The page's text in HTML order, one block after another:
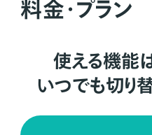
料金・プラン
使える機能
いつでも切り